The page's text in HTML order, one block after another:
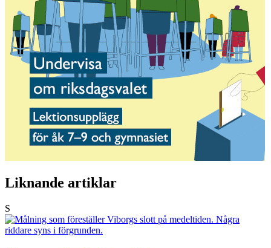
Liknande artiklar
S